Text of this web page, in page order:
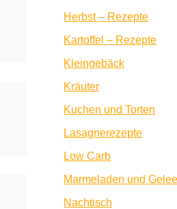
Herbst – Rezepte
Kartoffel – Rezepte
Kleingebäck
Kräuter
Kuchen und Torten
Lasagnerezepte
Low Carb
Marmeladen und
Nachtisch